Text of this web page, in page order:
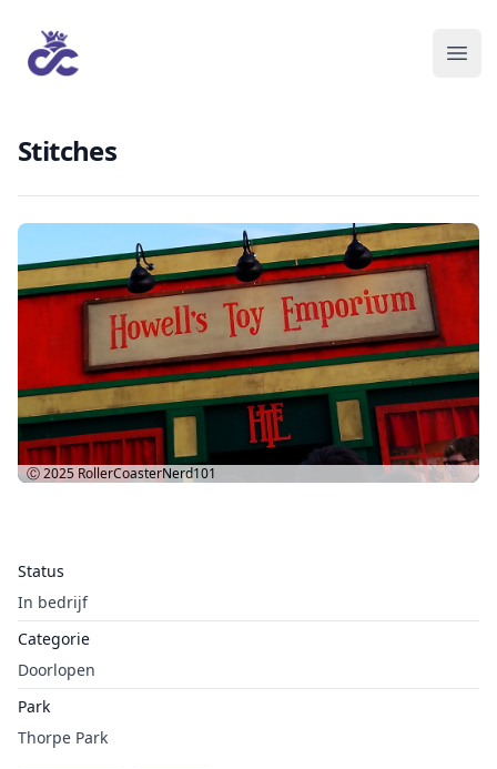
Stitches
Status
In bedrijf
Categorie
Doorlopen
Park
Thorpe Park
Ⓒ 2025 RollerCoasterNerd101